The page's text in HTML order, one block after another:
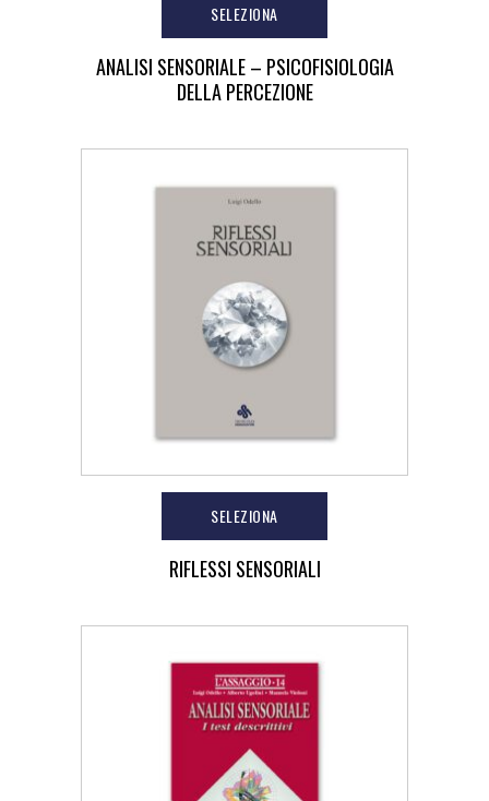
SELEZIONA
ANALISI SENSORIALE – PSICOFISIOLOGIA
DELLA PERCEZIONE
SELEZIONA
RIFLESSI SENSORIALI